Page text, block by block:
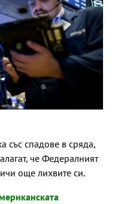
със спадове в сряда,
че Федералният
още лихвите си.